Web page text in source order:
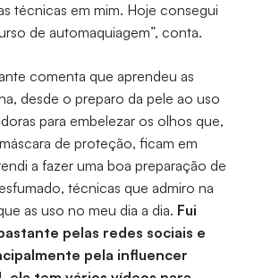
técnicas em mim. Hoje consegui
de automaquiagem”, conta.
comenta que aprendeu as
desde o preparo da pele ao uso
para embelezar os olhos que,
de proteção, ficam em
a fazer uma boa preparação de
técnicas que admiro na
as uso no meu dia a dia. Fui
pelas redes sociais e
pela influencer